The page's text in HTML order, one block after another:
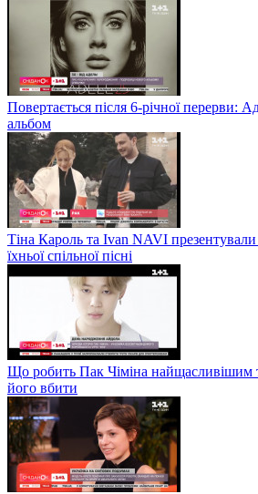
Повертається після 6-річної перерви:
альбом
Тіна Кароль та Ivan NAVI презентували
їхньої спільної пісні
Що робить Пак Чіміна найщасливішим
його вбити